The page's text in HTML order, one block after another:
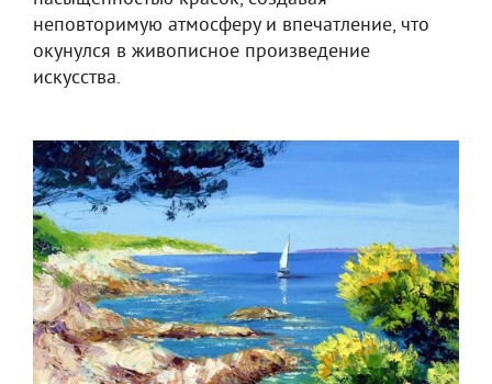
неповторимую атмосферу и впечатление, что
окунулся в живописное произведение
искусства.